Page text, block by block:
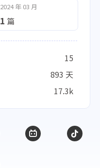
2024 年 03 月
1 篇
15
893 天
17.3k